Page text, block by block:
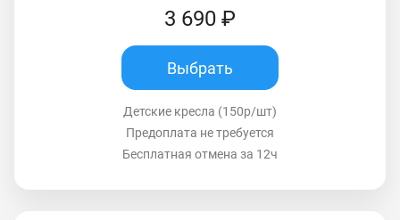
3 690 ₽
Выбрать
Детские кресла (150р/шт)
Предоплата не требуется
Бесплатная отмена за 12ч